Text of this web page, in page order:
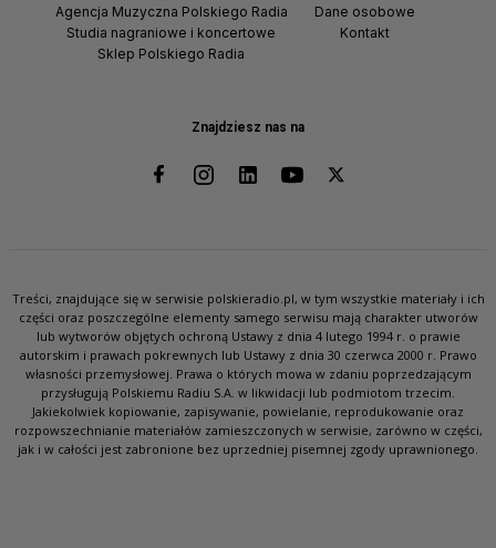
Znajdziesz nas na
Agencja Muzyczna Polskiego Radia
Studia nagraniowe i koncertowe
Sklep Polskiego Radia
Dane osobowe
Kontakt
Treści, znajdujące się w serwisie polskieradio.pl, w tym wszystkie materiały i ich
części oraz poszczególne elementy samego serwisu mają charakter utworów
lub wytworów objętych ochroną Ustawy z dnia 4 lutego 1994 r. o prawie
autorskim i prawach pokrewnych lub Ustawy z dnia 30 czerwca 2000 r. Prawo
własności przemysłowej. Prawa o których mowa w zdaniu poprzedzającym
przysługują Polskiemu Radiu S.A. w likwidacji lub podmiotom trzecim.
Jakiekolwiek kopiowanie, zapisywanie, powielanie, reprodukowanie oraz
rozpowszechnianie materiałów zamieszczonych w serwisie, zarówno w części,
jak i w całości jest zabronione bez uprzedniej pisemnej zgody uprawnionego.